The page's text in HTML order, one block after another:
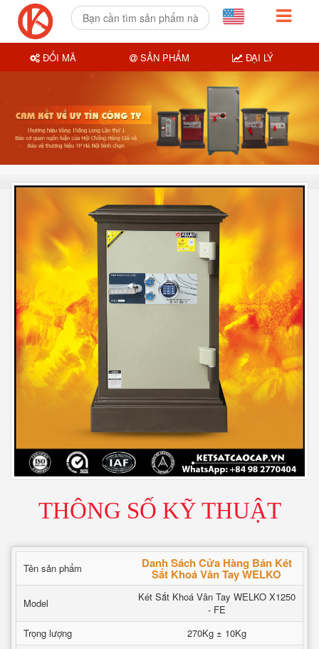
THÔNG SỐ KỸ THUẬT
Tên sản phẩm Danh Sách Cửa Hàng Bán Két
Sắt Khoá Vân Tay WELKO
Model
Két Sắt Khoá Vân Tay WELKO X1250
- FE
Trọng lượng
270Kg ± 10Kg
ĐỔI MÃ SẢN PHẨM ĐẠI LÝ